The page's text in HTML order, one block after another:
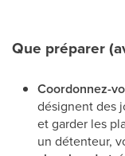
Que préparer
Coordonnez-
désignent des
et garder les
un détenteur,